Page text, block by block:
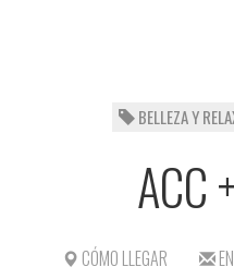
BELLEZA Y
ACC
CÓMO LLEGAR